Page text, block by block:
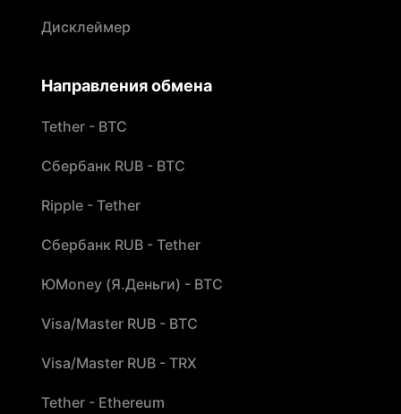
Дисклеймер
Направления обмена
Tether - BTC
Сбербанк RUB - BTC
Ripple - Tether
Сбербанк RUB - Tether
ЮMoney (Я.Деньги) - BTC
Visa/Master RUB - BTC
Visa/Master RUB - TRX
Tether - Ethereum